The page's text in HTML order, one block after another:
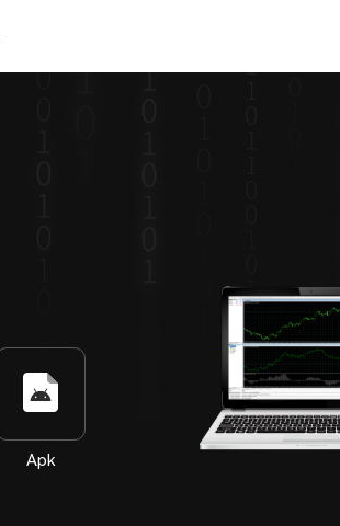
Apk